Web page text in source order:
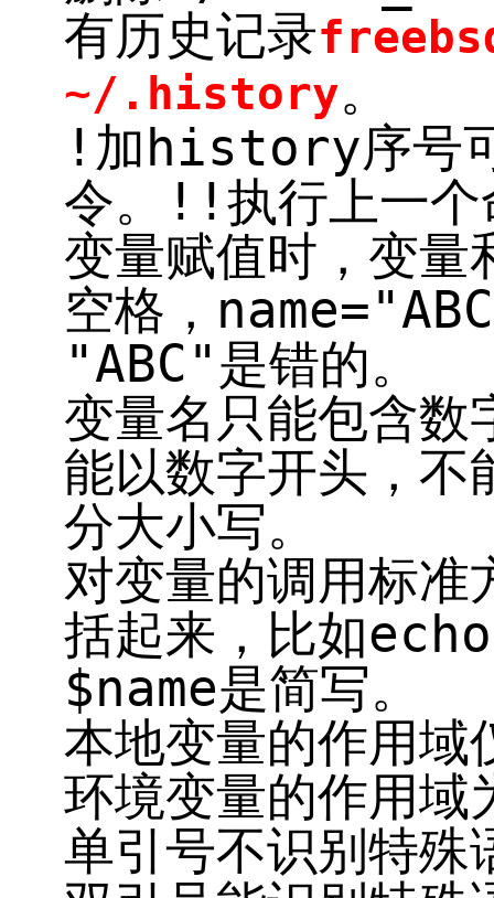
有历史记录
~/.history。
!加history序号
令。!!执行上一个
变量赋值时，变量
空格，
"ABC"是错的。
变量名只能包含数
能以数字开头，不
分大小写。
对变量的调用标准
括起来，比如
$name是简写。
本地变量的作用
环境变量的作用域
单引号不识别特殊